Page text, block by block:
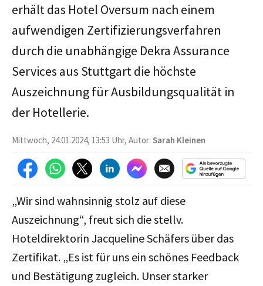
erhält das Hotel Oversum nach einem
aufwendigen Zertifizierungsverfahren
durch die unabhängige Dekra Assurance
Services aus Stuttgart die höchste
Auszeichnung für Ausbildungsqualität in
der Hotellerie.
Mittwoch, 24.01.2024, 13:53 Uhr, Autor: Sarah Kleinen
„Wir sind wahnsinnig stolz auf diese
Auszeichnung“, freut sich die stellv.
Hoteldirektorin Jacqueline Schäfers über das
Zertifikat. „Es ist für uns ein schönes Feedback
und Bestätigung zugleich. Unser starker